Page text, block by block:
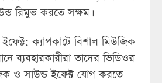
রিমুভ করতে সক্ষম।
ক্যাপকাটে বিশাল মিউজিক
ব্যবহারকারীরা তাদের ভিডিওর
ও সাউন্ড ইফেক্ট যোগ করতে